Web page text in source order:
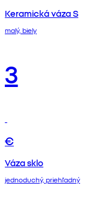
Keramická váza S
malý, biely
3
€
Váza sklo
jednoduchý, priehľadný